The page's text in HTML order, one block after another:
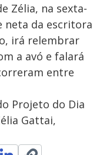
Zélia, na sexta-
neta da escritora
irá relembrar
a avó e falará
entre
Projeto do Dia
Gattai,